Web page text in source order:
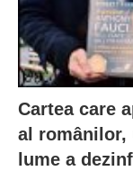
Cartea care
al românilor,
lume a